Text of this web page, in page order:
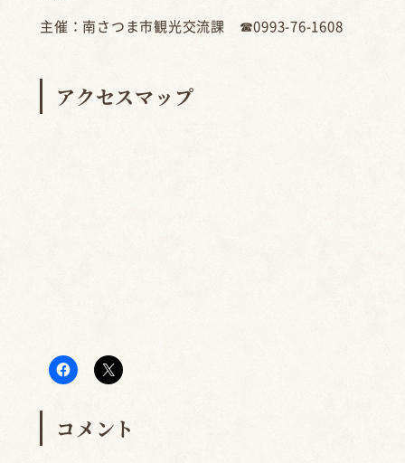
主催：南さつま市観光交流課 ☎0993-76-1608
アクセスマップ
コメント